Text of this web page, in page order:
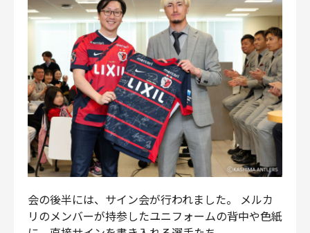
会の後半には、サイン会が行われました。 メルカ
リのメンバーが持参したユニフォームの背中や色紙